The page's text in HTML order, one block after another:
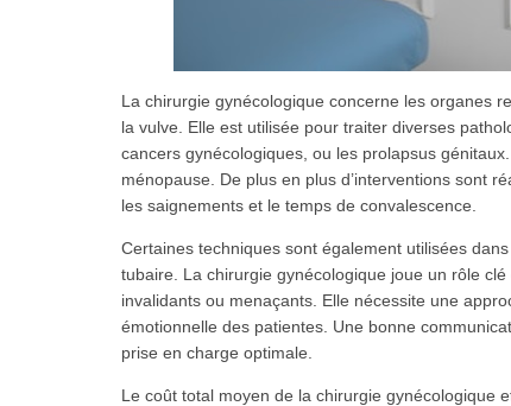
La chirurgie gynécologique concerne les organes
la vulve. Elle est utilisée pour traiter diverses
cancers gynécologiques, ou les prolapsus
ménopause. De plus en plus d’interventions sont
les saignements et le temps de convalescence.
Certaines techniques sont également utilisées
tubaire. La chirurgie gynécologique joue un rôle
invalidants ou menaçants. Elle nécessite une
émotionnelle des patientes. Une bonne
prise en charge optimale.
Le coût total moyen de la chirurgie gynécologique